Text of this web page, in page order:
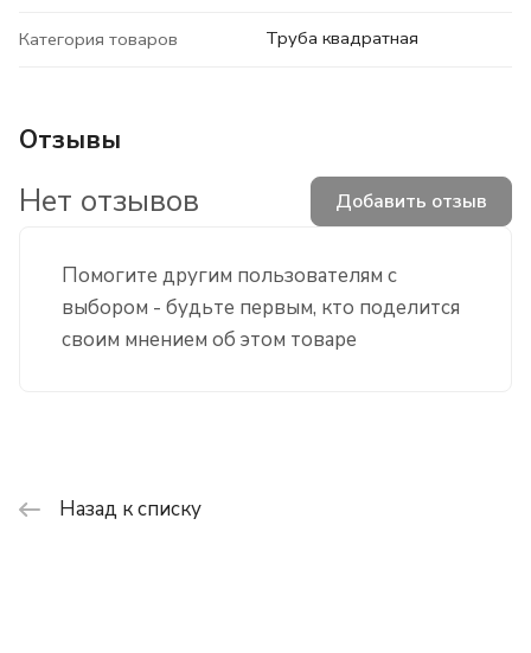
Категория товаров Труба квадратная
Отзывы
Помогите другим пользователям с
выбором - будьте первым, кто поделится
своим мнением об этом товаре
Нет отзывов Добавить отзыв
Назад к списку